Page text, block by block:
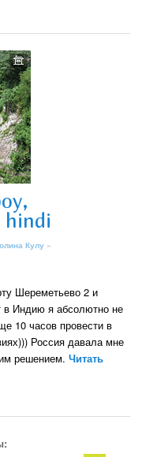
hindi
Кулу »
Шереметьево 2 и
в Индию я абсолютно не
10 часов провести в
Россия давала мне
решением.Читать